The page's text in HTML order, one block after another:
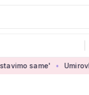
Umirovljenica